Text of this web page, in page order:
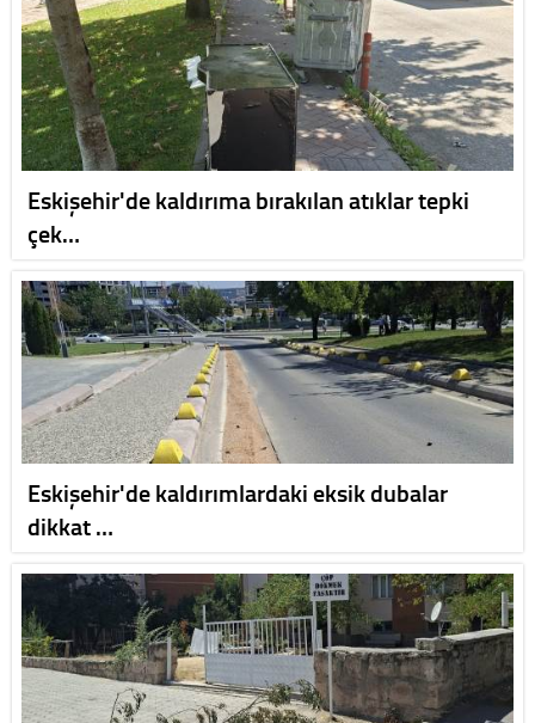
Eskişehir'de kaldırıma bırakılan atıklar tepki
çek…
Eskişehir'de kaldırımlardaki eksik dubalar
dikkat …